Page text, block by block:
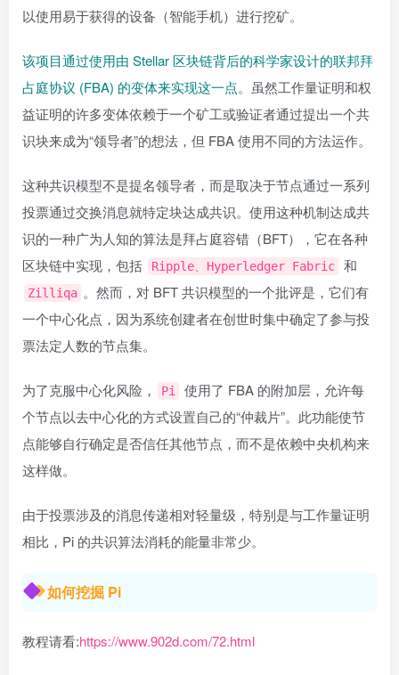
以使用易于获得的设备（智能手机）进行挖矿。
该项目通过使用由 Stellar 区块链背后的科学家设计的联邦拜
占庭协议 (FBA) 的变体来实现这一点。 虽然工作量证明和权
益证明的许多变体依赖于一个矿工或验证者通过提出一个共
识块来成为“领导者”的想法，但 FBA 使用不同的方法运作。
这种共识模型不是提名领导者，而是取决于节点通过一系列
投票通过交换消息就特定块达成共识。使用这种机制达成共
识的一种广为人知的算法是拜占庭容错（BFT），它在各种
区块链中实现，包括
Ripple、Hyperledger Fabric 和
Zilliqa 。然而，对 BFT 共识模型的一个批评是，它们有
一个中心化点，因为系统创建者在创世时集中确定了参与投
票法定人数的节点集。
为了克服中心化风险， Pi
使用了 FBA 的附加层，允许每
个节点以去中心化的方式设置自己的“仲裁片”。此功能使节
点能够自行确定是否信任其他节点，而不是依赖中央机构来
这样做。
由于投票涉及的消息传递相对轻量级，特别是与工作量证明
相比，Pi 的共识算法消耗的能量非常少。
如何挖掘 Pi
教程请看:https://www.902d.com/72.html